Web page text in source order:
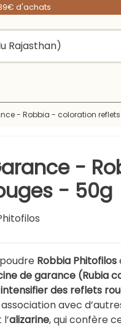
d'achats
- Robbia - coloration
-
- 50g
Robbia Phitofilos
de garance (Rubia
des reflets
avec
alizarine, qui confère